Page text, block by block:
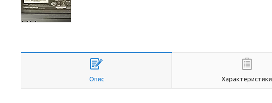
Опис Характеристики